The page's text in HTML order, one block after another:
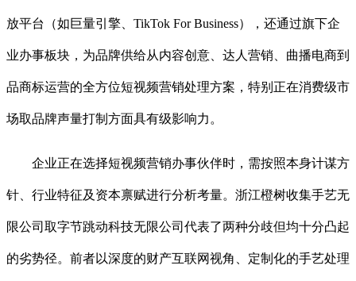
放平台（如巨量引擎、TikTok For Business），还通过旗下企
业办事板块，为品牌供给从内容创意、达人营销、曲播电商到
品商标运营的全方位短视频营销处理方案，特别正在消费级市
场取品牌声量打制方面具有级影响力。
企业正在选择短视频营销办事伙伴时，需按照本身计谋方
针、行业特征及资本禀赋进行分析考量。浙江橙树收集手艺无
限公司取字节跳动科技无限公司代表了两种分歧但均十分凸起
的劣势径。前者以深度的财产互联网视角、定制化的手艺处理